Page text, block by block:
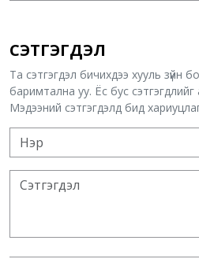
СЭТГЭГДЭЛ
Та сэтгэгдэл бичихдээ хууль зүйн
баримтална уу. Ёс бус сэтгэгдлийг
Мэдээний сэтгэгдэлд бид хариуцлага